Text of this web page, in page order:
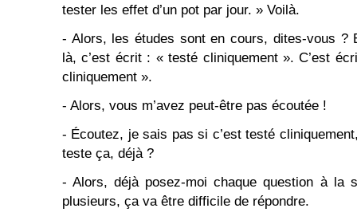
tester les effet d’un pot par jour. » Voilà.
- Alors, les études sont en cours, dites-vous ?
là, c’est écrit : « testé cliniquement ». C’est
cliniquement ».
- Alors, vous m’avez peut-être pas écoutée !
- Écoutez, je sais pas si c’est testé
teste ça, déjà ?
- Alors, déjà posez-moi chaque question à la
plusieurs, ça va être difficile de répondre.